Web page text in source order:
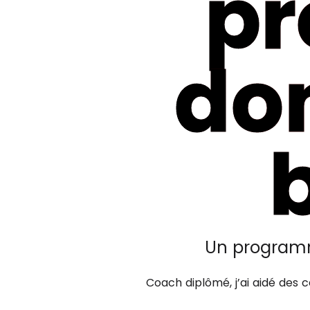
Un
Coach diplômé, j’ai aidé